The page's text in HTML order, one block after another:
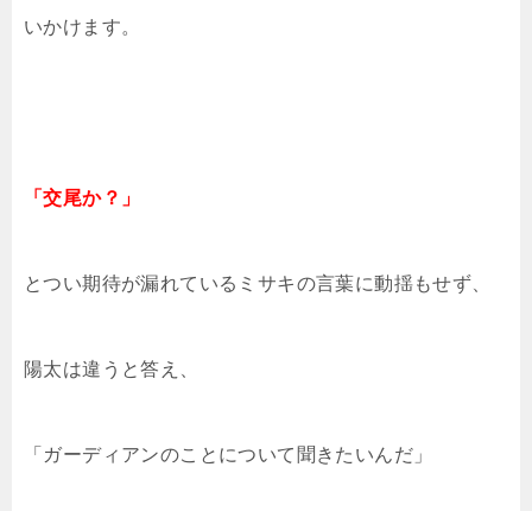
いかけます。
「交尾か？」
とつい期待が漏れているミサキの言葉に動揺もせず、
陽太は違うと答え、
「ガーディアンのことについて聞きたいんだ」